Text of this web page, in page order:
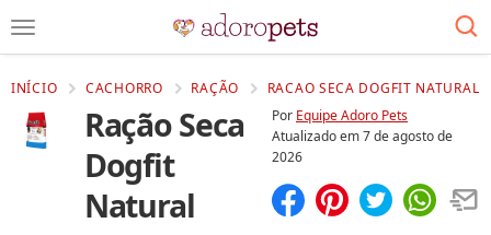
INÍCIO CACHORRO RAÇÃO RACAO SECA DOGFIT NATURAL
Ração Seca
Dogfit
Natural
Por Equipe Adoro Pets
Atualizado em7 de agosto de
2026